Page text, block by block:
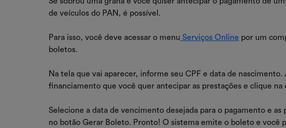
de veículos do PAN, é possível.
Para isso, você deve acessar o menu Serviços Online por um
boletos.
Na tela que vai aparecer, informe seu CPF e data de
financiamento que você quer antecipar as prestações e clique na
Selecione a data de vencimento desejada para o pagamento e as
no botão Gerar Boleto. Pronto! O sistema emite o boleto e você